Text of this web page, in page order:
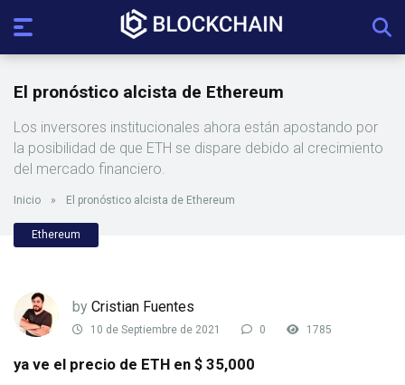
El pronóstico alcista de Ethereum
Los inversores institucionales ahora están apostando por
la posibilidad de que ETH se dispare debido al crecimiento
del mercado financiero.
Inicio » El pronóstico alcista de Ethereum
Ethereum
by Cristian Fuentes
10 de Septiembre de 2021 0 1785
ya ve el precio de ETH en $ 35,000